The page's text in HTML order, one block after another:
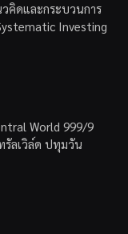
คิดและกระบวนการ
Investing
World 999/9
รัลเวิล์ด ปทุมวัน